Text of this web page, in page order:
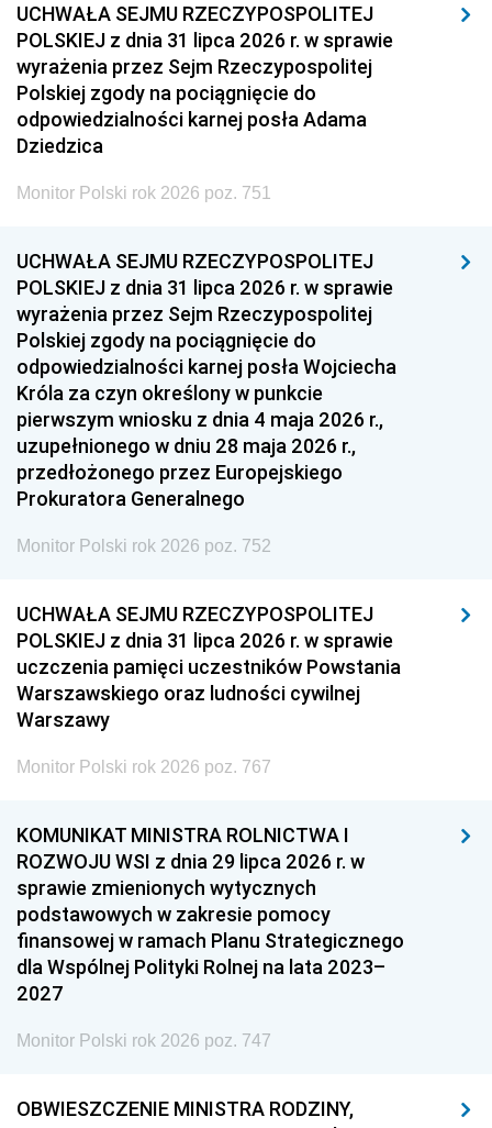
UCHWAŁA SEJMU RZECZYPOSPOLITEJ
POLSKIEJ z dnia 31 lipca 2026 r. w sprawie
wyrażenia przez Sejm Rzeczypospolitej
Polskiej zgody na pociągnięcie do
odpowiedzialności karnej posła Adama
Dziedzica
Monitor Polski rok 2026 poz. 751
UCHWAŁA SEJMU RZECZYPOSPOLITEJ
POLSKIEJ z dnia 31 lipca 2026 r. w sprawie
wyrażenia przez Sejm Rzeczypospolitej
Polskiej zgody na pociągnięcie do
odpowiedzialności karnej posła Wojciecha
Króla za czyn określony w punkcie
pierwszym wniosku z dnia 4 maja 2026 r.,
uzupełnionego w dniu 28 maja 2026 r.,
przedłożonego przez Europejskiego
Prokuratora Generalnego
Monitor Polski rok 2026 poz. 752
UCHWAŁA SEJMU RZECZYPOSPOLITEJ
POLSKIEJ z dnia 31 lipca 2026 r. w sprawie
uczczenia pamięci uczestników Powstania
Warszawskiego oraz ludności cywilnej
Warszawy
Monitor Polski rok 2026 poz. 767
KOMUNIKAT MINISTRA ROLNICTWA I
ROZWOJU WSI z dnia 29 lipca 2026 r. w
sprawie zmienionych wytycznych
podstawowych w zakresie pomocy
finansowej w ramach Planu Strategicznego
dla Wspólnej Polityki Rolnej na lata 2023–
2027
Monitor Polski rok 2026 poz. 747
OBWIESZCZENIE MINISTRA RODZINY,